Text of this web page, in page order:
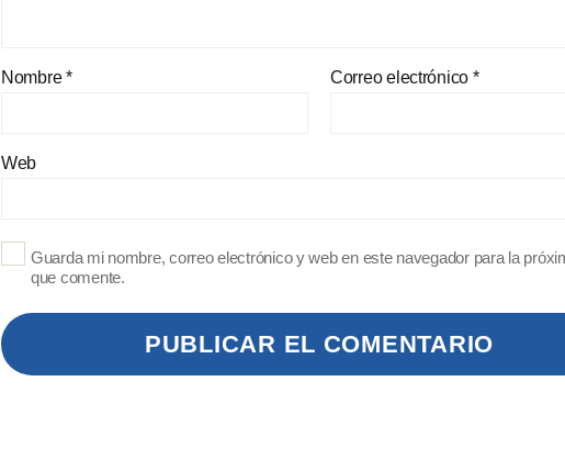
Nombre* Correo electrónico *
Web
Guarda mi nombre, correo electrónico y web en este navegador para la
que comente.